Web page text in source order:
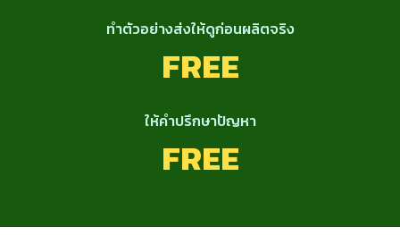
ทำตัวอย่างส่งให้ดูก่อนผลิตจริง
FREE
ให้คำปรึกษาปัญหา
FREE